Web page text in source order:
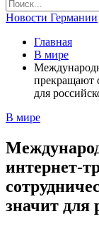
Новости Германии
Главная
В мире
прекращают
для
В мире
интернет-
значит для